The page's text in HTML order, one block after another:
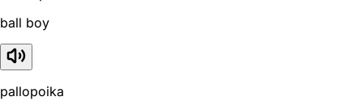
ball boy
pallopoika